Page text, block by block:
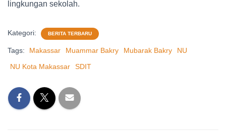
lingkungan sekolah.
Kategori: BERITA TERBARU
Tags: Makassar Muammar Bakry Mubarak Bakry
NU
NU Kota Makassar
SDIT